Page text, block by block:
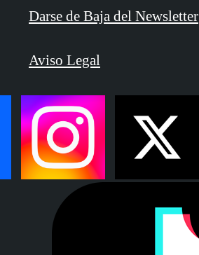
Darse de Baja del Newsletter
Aviso Legal